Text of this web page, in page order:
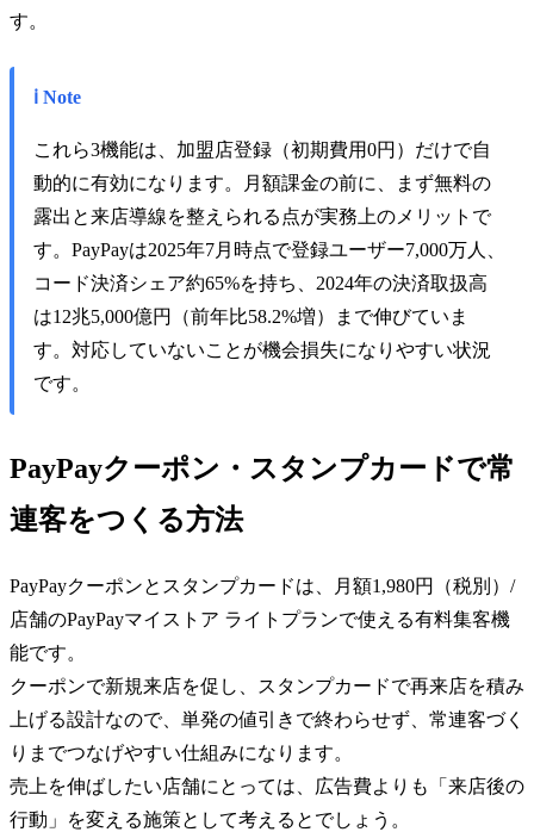
す。
ℹ️ Note
これら3機能は、加盟店登録（初期費用0円）だけで自
動的に有効になります。月額課金の前に、まず無料の
露出と来店導線を整えられる点が実務上のメリットで
す。PayPayは2025年7月時点で登録ユーザー7,000万人、
コード決済シェア約65%を持ち、2024年の決済取扱高
は12兆5,000億円（前年比58.2%増）まで伸びていま
す。対応していないことが機会損失になりやすい状況
です。
PayPayクーポン・スタンプカードで常
連客をつくる方法
PayPayクーポンとスタンプカードは、月額1,980円（税別）/
店舗のPayPayマイストア ライトプランで使える有料集客機
能です。
クーポンで新規来店を促し、スタンプカードで再来店を積み
上げる設計なので、単発の値引きで終わらせず、常連客づく
りまでつなげやすい仕組みになります。
売上を伸ばしたい店舗にとっては、広告費よりも「来店後の
行動」を変える施策として考えるとでしょう。